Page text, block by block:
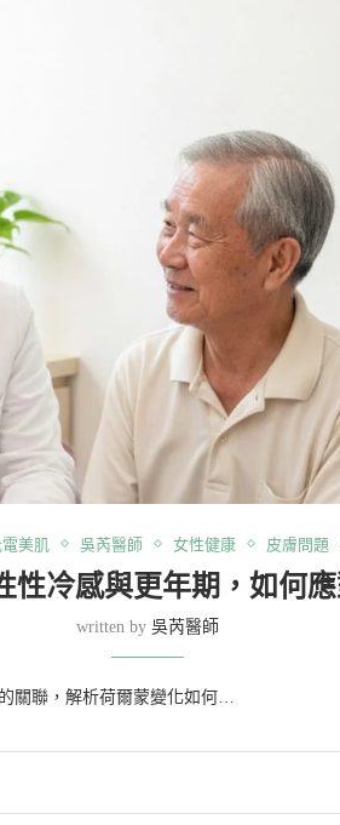
美肌 吳芮醫師 女性健康 皮膚問題
性冷感與更年期，如何
written by 吳芮醫師
關聯，解析荷爾蒙變化如何…